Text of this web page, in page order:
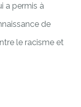
a permis à
de
le racisme et